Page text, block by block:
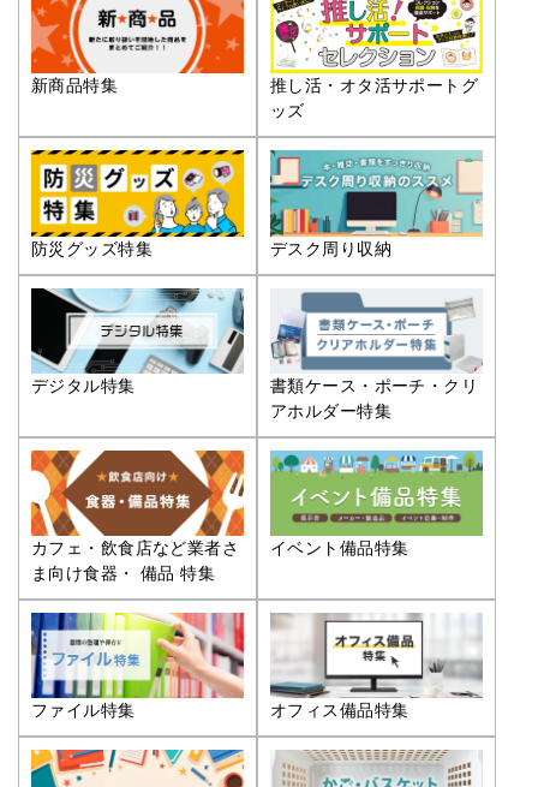
新商品特集
推し活・オタ活サポートグ
ッズ
防災グッズ特集 デスク周り収納
デジタル特集
書類ケース・ポーチ・クリ
アホルダー特集
カフェ・飲食店など業者さ
ま向け食器・ 備品 特集
イベント備品特集
ファイル特集 オフィス備品特集